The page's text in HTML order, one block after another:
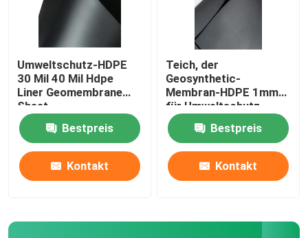
Haus
Produkte
Umweltschutz-HDPE
30 Mil 40 Mil Hdpe
Liner Geomembrane
Sheet
Bestpreis
Kontakt
Teich, der
Geosynthetic-
Membran-HDPE 1mm
für Umweltschutz
imprägniert
Bestpreis
Kontakt